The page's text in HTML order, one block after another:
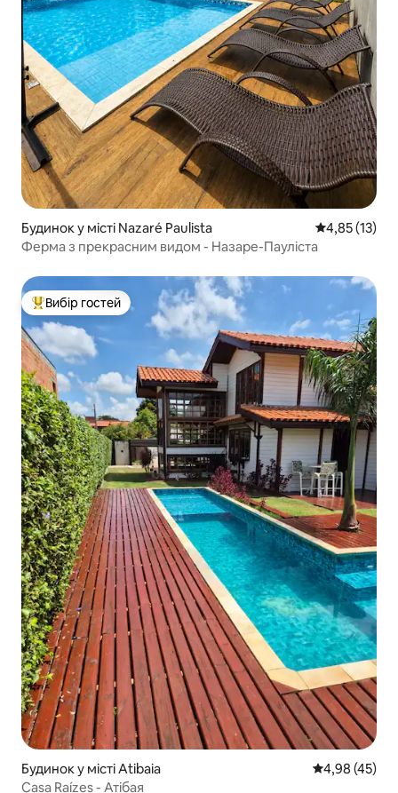
Будинок у місті Nazaré Paulista Середня
4,85 (13)
Ферма з прекрасним видом - Назаре-Пауліста
Топ вибір гостей
Вибір гостей
Будинок у місті Atibaia Середня
4,98 (45)
Casa Raízes - Атiбая